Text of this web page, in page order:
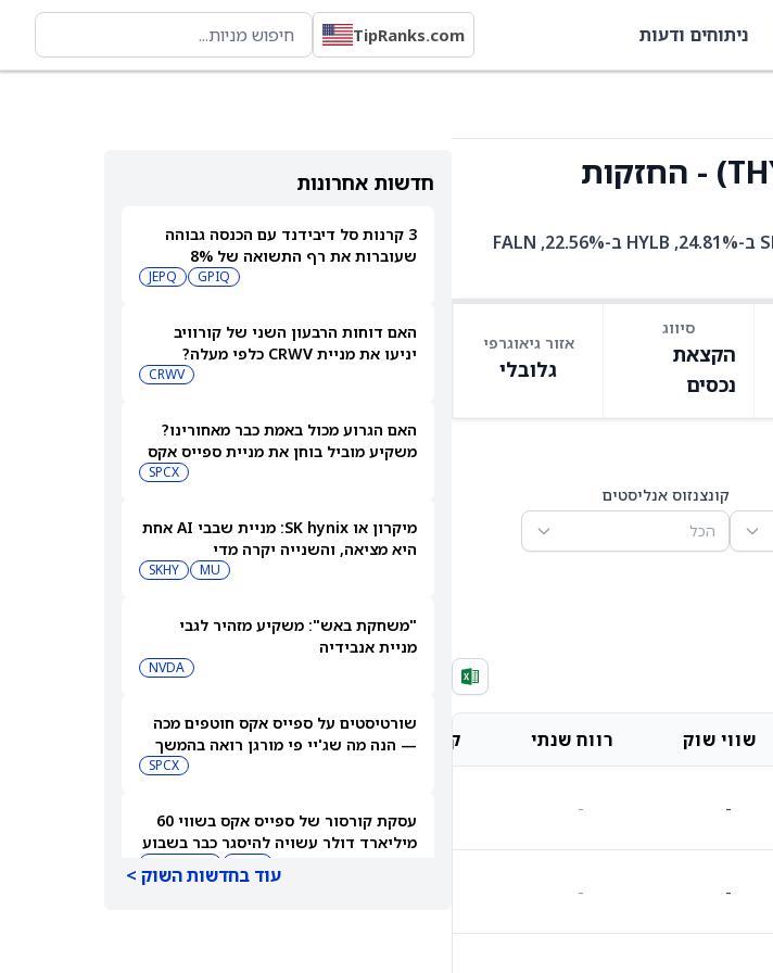
ניתוחים ודעות TipRanks.com
THY היא קרן סל עם 7 אחזקות. בין האחזקות המובילות: USHY ב-24.81%, SPHY ב-24.81%, HYLB ב-22.56%, FALN
סיווג
הקצאת
נכסים
אזור גיאוגרפי
גלובלי
קונצנזוס אנליסטים
הכל
שווי שוק רווח שנתי קונצנזוס אנליסטים מחיר יעד אנליסטים
-
-
-
-
חדשות אחרונות
3 קרנות סל דיבידנד עם הכנסה גבוהה
שעוברות את רף התשואה של 8%
GPIQ
JEPQ
האם דוחות הרבעון השני של קורוויב
יניעו את מניית CRWV כלפי מעלה?
CRWV
האם הגרוע מכול באמת כבר מאחורינו?
משקיע מוביל בוחן את מניית ספייס אקס
SPCX
מיקרון או SK hynix: מניית שבבי AI אחת
היא מציאה, והשנייה יקרה מדי
MU
SKHY
"משחקת באש": משקיע מזהיר לגבי
מניית אנבידיה
NVDA
שורטיסטים על ספייס אקס חוטפים מכה
— הנה מה שג'יי פי מורגן רואה בהמשך
SPCX
עסקת קורסור של ספייס אקס בשווי 60
מיליארד דולר עשויה להיסגר כבר בשבוע
עוד בחדשות השוק >